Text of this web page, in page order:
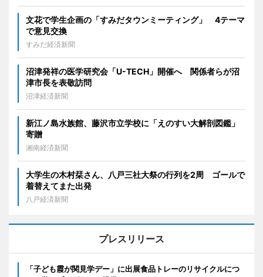
文花で学生企画の「すみだタウンミーティング」 4テーマ
で意見交換
すみだ経済新聞
沼津発祥の医学研究会「U-TECH」開催へ 関係者らが沼
津市長を表敬訪問
沼津経済新聞
新江ノ島水族館、藤沢市立学校に「えのすい大解剖図鑑」
寄贈
湘南経済新聞
大学生の木村栞さん、八戸三社大祭の行列を2周 ゴールで
着替えてまた出発
八戸経済新聞
プレスリリース
「子ども霞が関見学デー」に出展食品トレーのリサイクルにつ